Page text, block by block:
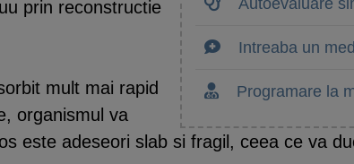
Intreaba un
Programare la
prin reconstructie
mult mai rapid
organismul va
este adeseori slab si fragil, ceea ce va